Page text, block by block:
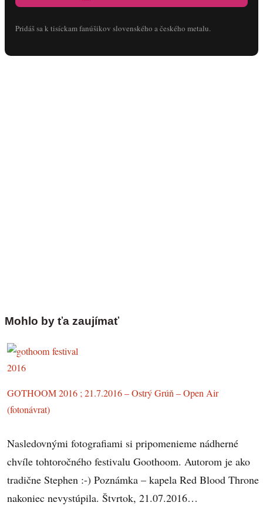
Pridáš sa k tisíckam fanúšikov slovenského a českého metalu.
Mohlo by ťa zaujímať
GOTHOOM 2016 ; 21.7.2016 – Ostrý Grúň – Open Air
(fotonávrat)
Nasledovnými fotografiami si pripomenieme nádherné
chvíle tohtoročného festivalu Goothoom. Autorom je ako
tradične Stephen :-) Poznámka – kapela Red Blood Throne
nakoniec nevystúpila. Štvrtok, 21.07.2016…